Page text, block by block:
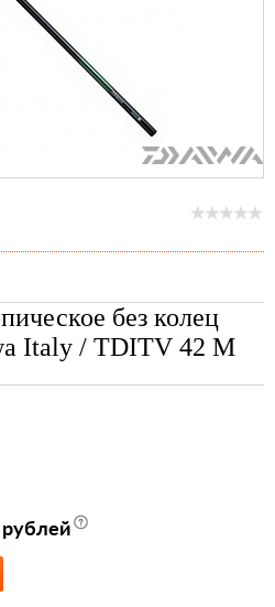
без колец
Italy / TDITV 42 M